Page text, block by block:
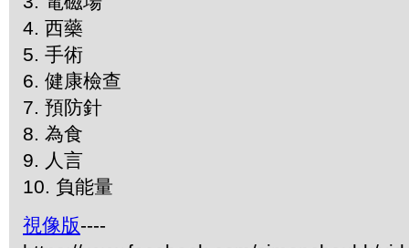
4. 西藥
5. 手術
6. 健康檢查
7. 預防針
8. 為食
9. 人言
10. 負能量
視像版----